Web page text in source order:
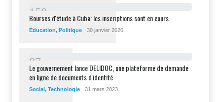
1 58
Bourses d'étude à Cuba: les inscriptions sont en cours
Éducation, Politique 30 janvier 2020
87
Le gouvernement lance DELIDOC, une plateforme de demande
en ligne de documents d'identité
Social, Technologie 31 mars 2023